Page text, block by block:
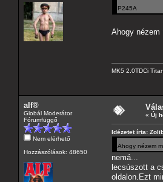
P245A
Ahogy
MK5 2.0TDCi
alf®
Globál Moderátor
Fórumfüggő
Nem elérhető
Hozzászólások: 48650
« Új
Idézetet írta:
Ahogy nézem
nemá...
lecsúszott a
oldalon.Ezt